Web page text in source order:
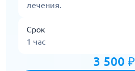
лечения.
Срок
1 час
3 500 ₽